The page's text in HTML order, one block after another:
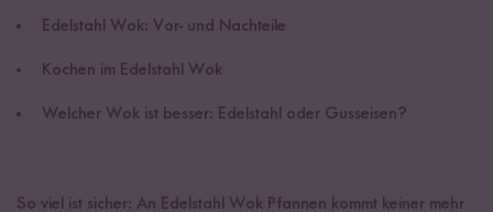
Edelstahl Wok: Vor- und Nachteile
Kochen im Edelstahl Wok
Welcher Wok ist besser: Edelstahl oder Gusseisen?
So viel ist sicher: An Edelstahl Wok Pfannen kommt keiner mehr